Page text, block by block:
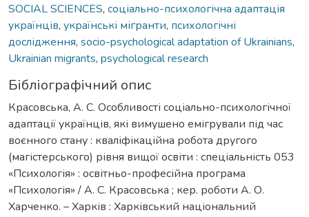
SOCIAL SCIENCES, соціально-психологічна адаптація
українців, українські мігранти, психологічні
дослідження, socio-psychological adaptation of Ukrainians,
Ukrainian migrants, psychological research
Бібліографічний опис
Красовська, А. С. Особливості соціально-психологічної
адаптації українців, які вимушено емігрували під час
воєнного стану : кваліфікаційна робота другого
(магістерського) рівня вищої освіти : спеціальність 053
«Психологія» : освітньо-професійна програма
«Психологія» / А. С. Красовська ; кер. роботи А. О.
Харченко. – Харків : Харківський національний